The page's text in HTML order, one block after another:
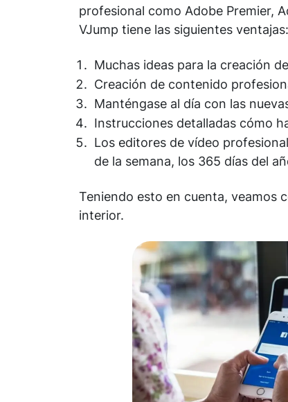
profesional como Adobe Premier,
VJump tiene las siguientes ventajas:
Muchas ideas para la creación
Creación de contenido
Manténgase al día con las
Instrucciones detalladas cómo
Los editores de vídeo
de la semana, los 365 días del
Teniendo esto en cuenta, veamos
interior.